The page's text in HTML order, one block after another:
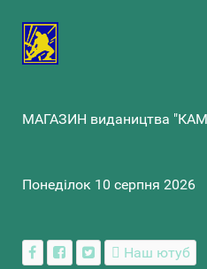
МАГАЗИН видаництва
Понеділок 10 серпня 2026
Наш ютуб